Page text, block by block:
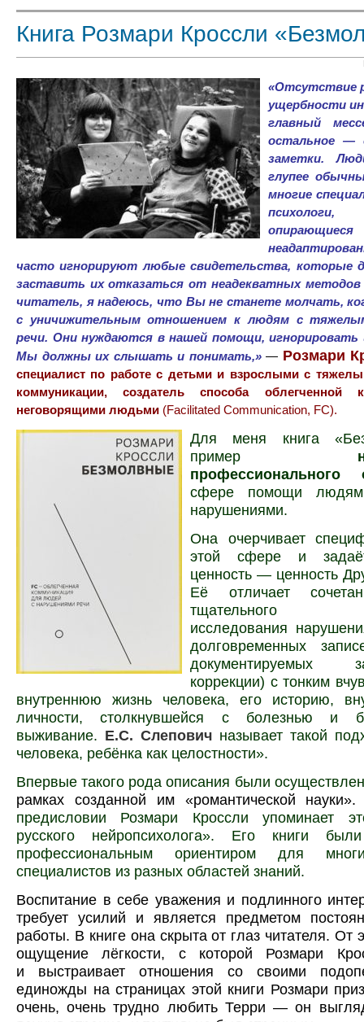
Книга Розмари Кроссли
«Отсутствие
ущербности
главный
остальное —
заметки.
глупее
многие
опирающиеся
часто игнорируют любые свидетельства, которые
заставить их отказаться от неадекватных методов
читатель, я надеюсь, что Вы не станете молчать,
с уничижительным отношением к людям с
речи. Они нуждаются в нашей помощи, игнорировать
Мы должны их слышать и понимать,» — Розмари
специалист по работе с детьми и взрослыми с
коммуникации, создатель способа облегченной
неговорящими людьми (Facilitated Communication, FC).
Для меня книга
пример
профессионального
сфере помощи
нарушениями.
Она очерчивает
этой сфере и з
ценность — ценность
Её отличает
тщательного
исследования
долговременных
документируемых
коррекции) с тонким
внутреннюю жизнь человека, его историю,
личности, столкнувшейся с болезнью и
выживание. Е.С. Слепович называет такой
человека, ребёнка как целостности».
Впервые такого рода описания были
рамках созданной им «романтической
предисловии Розмари Кроссли упоминает
русского нейропсихолога». Его книги
профессиональным ориентиром для
специалистов из разных областей знаний.
Воспитание в себе уважения и подлинного
требует усилий и является предметом
работы. В книге она скрыта от глаз читателя. От
ощущение лёгкости, с которой Розмари
и выстраивает отношения со своими
единожды на страницах этой книги Розмари
очень, очень трудно любить Терри — он